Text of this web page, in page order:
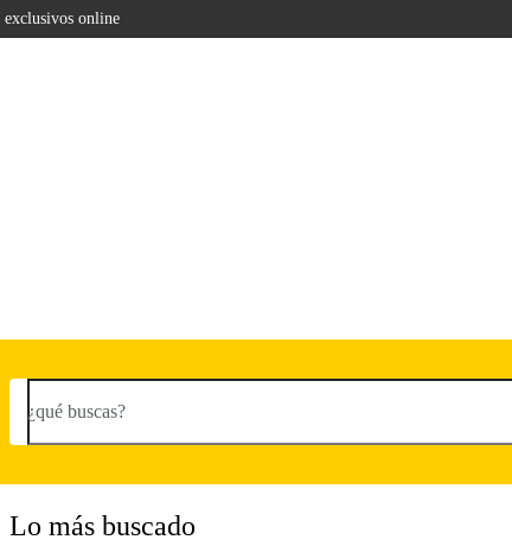
exclusivos online
¿qué buscas?
Lo más buscado